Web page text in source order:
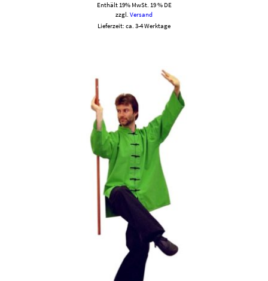
Enthält 19% MwSt. 19 % DE
zzgl. Versand
Lieferzeit: ca. 3-4 Werktage